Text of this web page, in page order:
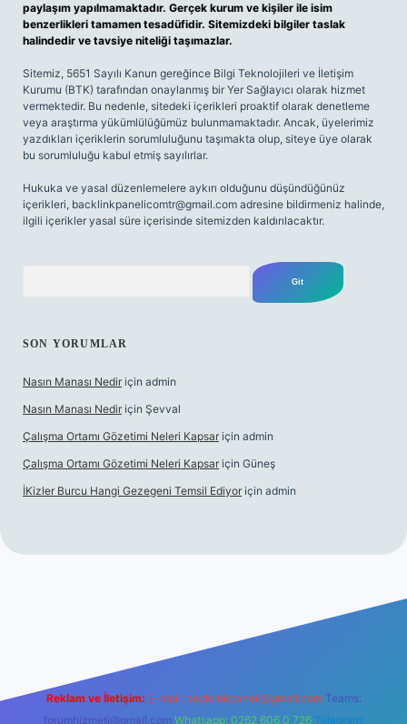
paylaşım yapılmamaktadır. Gerçek kurum ve kişiler ile isim
benzerlikleri tamamen tesadüfidir. Sitemizdeki bilgiler taslak
halindedir ve tavsiye niteliği taşımazlar.
Sitemiz, 5651 Sayılı Kanun gereğince Bilgi Teknolojileri ve İletişim
Kurumu (BTK) tarafından onaylanmış bir Yer Sağlayıcı olarak hizmet
vermektedir. Bu nedenle, sitedeki içerikleri proaktif olarak denetleme
veya araştırma yükümlülüğümüz bulunmamaktadır. Ancak, üyelerimiz
yazdıkları içeriklerin sorumluluğunu taşımakta olup, siteye üye olarak
bu sorumluluğu kabul etmiş sayılırlar.
Hukuka ve yasal düzenlemelere aykırı olduğunu düşündüğünüz
içerikleri, backlinkpanelicomtr@gmail.com adresine bildirmeniz halinde,
ilgili içerikler yasal süre içerisinde sitemizden kaldırılacaktır.
SON YORUMLAR
Nasın Manası Nedir için admin
Nasın Manası Nedir için Şevval
Çalışma Ortamı Gözetimi Neleri Kapsar için admin
Çalışma Ortamı Gözetimi Neleri Kapsar için Güneş
İKizler Burcu Hangi Gezegeni Temsil Ediyor için admin
Reklam ve İletişim: E-mail: backlinkpaneli@gmail.com Teams:
forumhizmeti@gmail.com Whatsapp: 0262 606 0 726 Telegram: